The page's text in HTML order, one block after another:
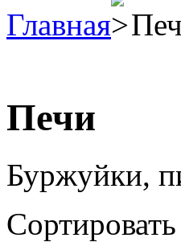
Главная
Печи
Буржуйки,